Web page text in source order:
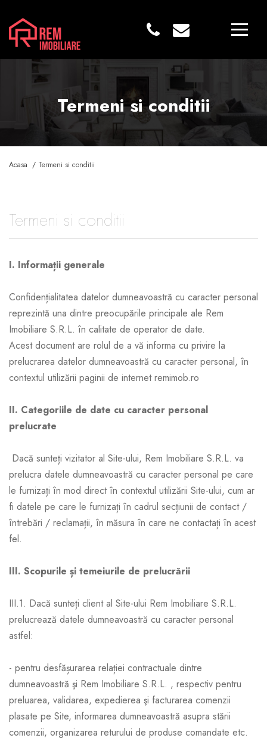
Termeni si conditii
Acasa / Termeni si conditii
Termeni si conditii
I. Informații generale
Confidențialitatea datelor dumneavoastră cu caracter personal
reprezintă una dintre preocupările principale ale Rem
Imobiliare S.R.L. în calitate de operator de date.
Acest document are rolul de a vă informa cu privire la
prelucrarea datelor dumneavoastră cu caracter personal, în
contextul utilizării paginii de internet remimob.ro
II. Categoriile de date cu caracter personal
prelucrate
Dacă sunteți vizitator al Site-ului, Rem Imobiliare S.R.L. va
prelucra datele dumneavoastră cu caracter personal pe care
le furnizați în mod direct în contextul utilizării Site-ului, cum ar
fi datele pe care le furnizați în cadrul secțiunii de contact /
întrebări / reclamații, în măsura în care ne contactați în acest
fel.
III. Scopurile și temeiurile de prelucrării
III.1. Dacă sunteți client al Site-ului Rem Imobiliare S.R.L.
prelucrează datele dumneavoastră cu caracter personal
astfel:
- pentru desfășurarea relației contractuale dintre
dumneavoastră şi Rem Imobiliare S.R.L. , respectiv pentru
preluarea, validarea, expedierea şi facturarea comenzii
plasate pe Site, informarea dumneavoastră asupra stării
comenzii, organizarea returului de produse comandate etc.